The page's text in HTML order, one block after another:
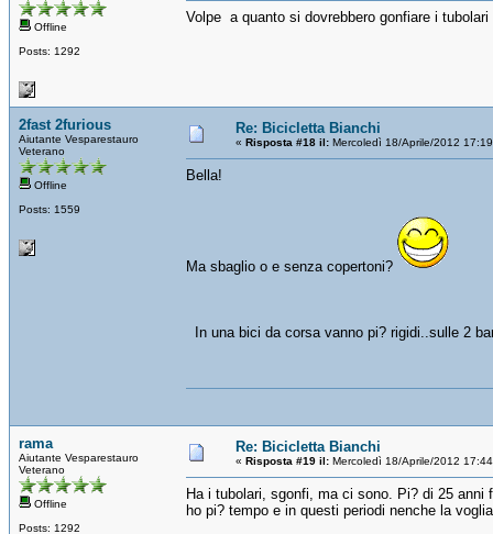
Offline
Posts: 1292
Volpe a quanto si dovrebbero gonfiare i
2fast 2furious
Aiutante Vesparestauro
Veterano
Offline
Posts: 1559
Re: Bicicletta Bianchi
« Risposta #18 il: Mercoledì 18/Aprile/2012
Bella!
Ma sbaglio o e senza copertoni?
In una bici da corsa vanno pi? rigidi..sulle 2
rama
Aiutante Vesparestauro
Veterano
Offline
Posts: 1292
Re: Bicicletta Bianchi
« Risposta #19 il: Mercoledì 18/Aprile/2012
Ha i tubolari, sgonfi, ma ci sono. Pi? di 25 anni
ho pi? tempo e in questi periodi nenche la